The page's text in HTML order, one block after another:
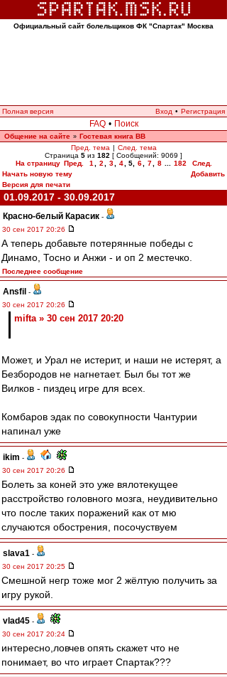
Официальный сайт болельщиков ФК "Спартак" Москва
Полная версия Вход • Регистрация
FAQ • Поиск
Общение на сайте » Гостевая книга ВВ
Пред. тема | След. тема
Страница 5 из 182 [ Сообщений: 9069 ]
На страницу Пред. 1 2 3 4 5, 6 7 8 182
След.
Начать новую тему
Добавить
Версия для печати
01.09.2017 - 30.09.2017
Красно-белый Карасик -
30 сен 2017 20:26
А теперь добавьте потерянные победы с
Динамо, Тосно и Анжи - и оп 2 местечко.
Последнее сообщение
Ansfil -
30 сен 2017 20:26
mifta » 30 сен 2017 20:20
Может, и Урал не истерит, и наши не истерят, а
Безбородов не нагнетает. Был бы тот же
Вилков - пиздец игре для всех.
Комбаров эдак по совокупности Чантурии
напинал уже
ikim -
30 сен 2017 20:26
Болеть за коней это уже вялотекущее
расстройство головного мозга, неудивительно
что после таких поражений как от мю
случаются обострения, посочуствуем
slava1 -
30 сен 2017 20:25
Смешной негр тоже мог 2 жёлтую получить за
игру рукой.
vlad45 -
30 сен 2017 20:24
интересно,ловчев опять скажет что не
понимает, во что играет Спартак???